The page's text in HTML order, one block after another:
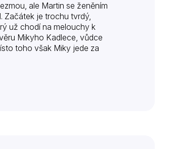
ale Martin se ženěním
Začátek je trochu tvrdý,
už chodí na melouchy k
Mikyho Kadlece, vůdce
toho však Miky jede za